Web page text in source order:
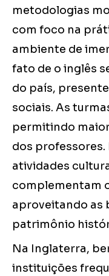
metodologias
com foco na
ambiente de
fato de o inglês
do país,
sociais. As
permitindo
dos professores.
atividades
complementam
aproveitando as
patrimônio
Na Inglaterra,
instituições